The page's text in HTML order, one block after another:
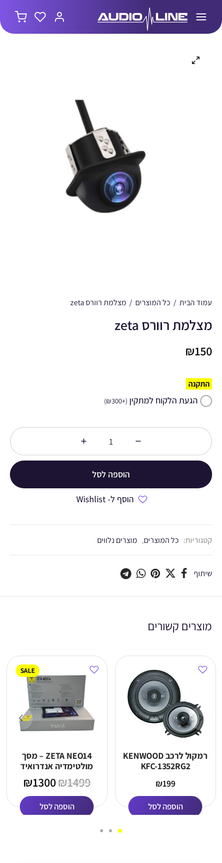
עמוד הבית / כל המוצרים / מצלמת רוורס zeta
מצלמת רוורס zeta
₪150
התקנה
הגעת הלקוח למתקין (
+
₪300
)
הוספה לסל
הוסף ל- Wishlist
קטגוריות: כל המוצרים, מוצרים נלווים
שיתוף
מוצרים קשורים
רמקול לרכב KENWOOD
KFC-1352RG2
₪199
הוספה לסל
SALE
ZETA NEO14 – מסך
מולטימדיה אנדרואיד
חכם לרכב כולל פאנל
מותאם
₪1499
₪1300
הוספה לסל